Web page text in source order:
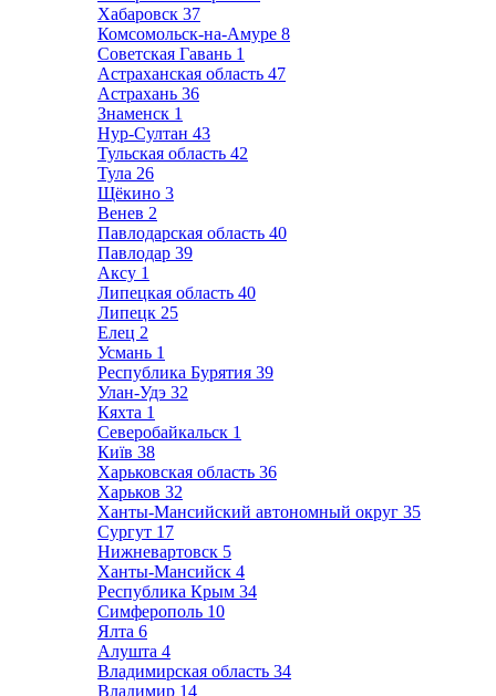
Хабаровск 37
Комсомольск-на-Амуре 8
Советская Гавань 1
Астраханская область 47
Астрахань 36
Знаменск 1
Нур-Султан 43
Тульская область 42
Тула 26
Щёкино 3
Венев 2
Павлодарская область 40
Павлодар 39
Аксу 1
Липецкая область 40
Липецк 25
Елец 2
Усмань 1
Республика Бурятия 39
Улан-Удэ 32
Кяхта 1
Северобайкальск 1
Київ 38
Харьковская область 36
Харьков 32
Ханты-Мансийский автономный округ 35
Сургут 17
Нижневартовск 5
Ханты-Мансийск 4
Республика Крым 34
Симферополь 10
Ялта 6
Алушта 4
Владимирская область 34
Владимир 14